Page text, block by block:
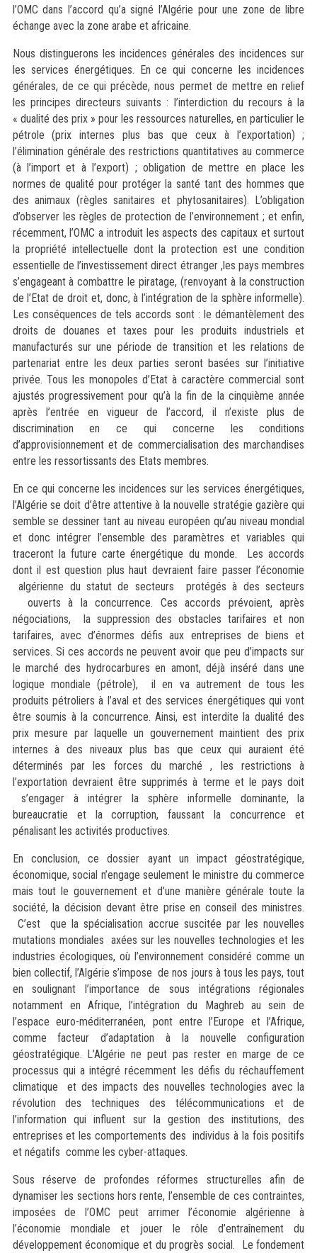
l’OMC dans l’accord qu’a signé l’Algérie pour une zone de libre
échange avec la zone arabe et africaine.
Nous distinguerons les incidences générales des incidences sur
les services énergétiques. En ce qui concerne les incidences
générales, de ce qui précède, nous permet de mettre en relief
les principes directeurs suivants : l’interdiction du recours à la
« dualité des prix » pour les ressources naturelles, en particulier le
pétrole (prix internes plus bas que ceux à l’exportation) ;
l’élimination générale des restrictions quantitatives au commerce
(à l’import et à l’export) ; obligation de mettre en place les
normes de qualité pour protéger la santé tant des hommes que
des animaux (règles sanitaires et phytosanitaires). L’obligation
d’observer les règles de protection de l’environnement ; et enfin,
récemment, l’OMC a introduit les aspects des capitaux et surtout
la propriété intellectuelle dont la protection est une condition
essentielle de l’investissement direct étranger ,les pays membres
s’engageant à combattre le piratage, (renvoyant à la construction
de l’Etat de droit et, donc, à l’intégration de la sphère informelle).
Les conséquences de tels accords sont : le démantèlement des
droits de douanes et taxes pour les produits industriels et
manufacturés sur une période de transition et les relations de
partenariat entre les deux parties seront basées sur l’initiative
privée. Tous les monopoles d’Etat à caractère commercial sont
ajustés progressivement pour qu’à la fin de la cinquième année
après l’entrée en vigueur de l’accord, il n’existe plus de
discrimination en ce qui concerne les conditions
d’approvisionnement et de commercialisation des marchandises
entre les ressortissants des Etats membres.
En ce qui concerne les incidences sur les services énergétiques,
l’Algérie se doit d’être attentive à la nouvelle stratégie gazière qui
semble se dessiner tant au niveau européen qu’au niveau mondial
et donc intégrer l’ensemble des paramètres et variables qui
traceront la future carte énergétique du monde. Les accords
dont il est question plus haut devraient faire passer l’économie
algérienne du statut de secteurs protégés à des secteurs
ouverts à la concurrence. Ces accords prévoient, après
négociations, la suppression des obstacles tarifaires et non
tarifaires, avec d’énormes défis aux entreprises de biens et
services. Si ces accords ne peuvent avoir que peu d’impacts sur
le marché des hydrocarbures en amont, déjà inséré dans une
logique mondiale (pétrole), il en va autrement de tous les
produits pétroliers à l’aval et des services énergétiques qui vont
être soumis à la concurrence. Ainsi, est interdite la dualité des
prix mesure par laquelle un gouvernement maintient des prix
internes à des niveaux plus bas que ceux qui auraient été
déterminés par les forces du marché , les restrictions à
l’exportation devraient être supprimés à terme et le pays doit
s’engager à intégrer la sphère informelle dominante, la
bureaucratie et la corruption, faussant la concurrence et
pénalisant les activités productives.
En conclusion, ce dossier ayant un impact géostratégique,
économique, social n’engage seulement le ministre du commerce
mais tout le gouvernement et d’une manière générale toute la
société, la décision devant être prise en conseil des ministres.
C’est que la spécialisation accrue suscitée par les nouvelles
mutations mondiales axées sur les nouvelles technologies et les
industries écologiques, où l’environnement considéré comme un
bien collectif, l’Algérie s’impose de nos jours à tous les pays, tout
en soulignant l’importance de sous intégrations régionales
notamment en Afrique, l’intégration du Maghreb au sein de
l’espace euro-méditerranéen, pont entre l’Europe et l’Afrique,
comme facteur d’adaptation à la nouvelle configuration
géostratégique. L’Algérie ne peut pas rester en marge de ce
processus qui a intégré récemment les défis du réchauffement
climatique et des impacts des nouvelles technologies avec la
révolution des techniques des télécommunications et de
l’information qui influent sur la gestion des institutions, des
entreprises et les comportements des individus à la fois positifs
et négatifs comme les cyber-attaques.
Sous réserve de profondes réformes structurelles afin de
dynamiser les sections hors rente, l’ensemble de ces contraintes,
imposées de l’OMC peut arrimer l’économie algérienne à
l’économie mondiale et jouer le rôle d’entraînement du
développement économique et du progrès social. Le fondement